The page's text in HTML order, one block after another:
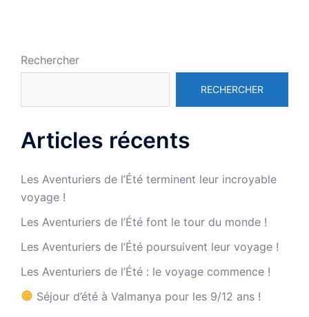
Rechercher
RECHERCHER
Articles récents
Les Aventuriers de l’Été terminent leur incroyable
voyage !
Les Aventuriers de l’Été font le tour du monde !
Les Aventuriers de l’Été poursuivent leur voyage !
Les Aventuriers de l’Été : le voyage commence !
Séjour d’été à Valmanya pour les 9/12 ans !